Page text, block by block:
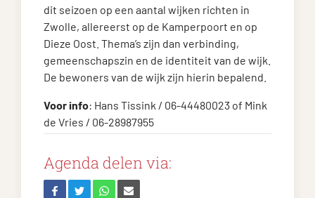
dit seizoen op een aantal wijken richten in
Zwolle, allereerst op de Kamperpoort en op
Dieze Oost. Thema’s zijn dan verbinding,
gemeenschapszin en de identiteit van de wijk.
De bewoners van de wijk zijn hierin bepalend.
Voor info: Hans Tissink / 06-44480023 of Mink
de Vries / 06-28987955
Agenda delen via: